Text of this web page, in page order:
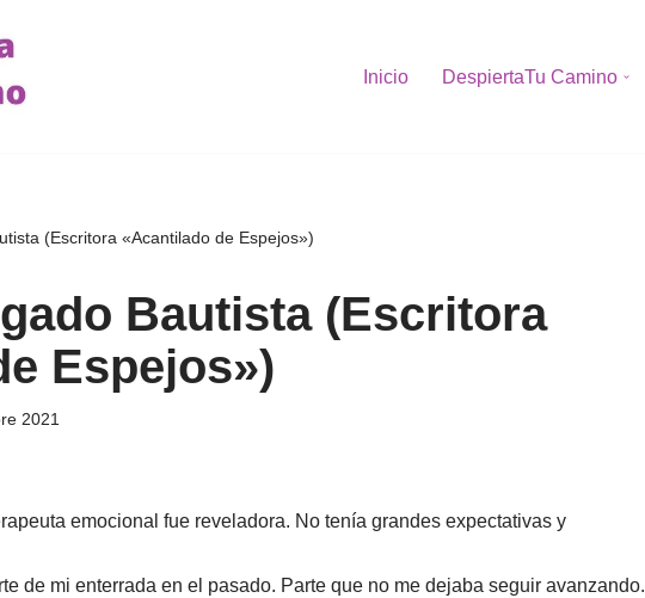
Inicio DespiertaTu Camino
(Escritora «Acantilado de Espejos»)
Bautista (Escritora
Espejos»)
2021
emocional fue reveladora. No tenía grandes expectativas y
de mi enterrada en el pasado. Parte que no me dejaba seguir avanzando.